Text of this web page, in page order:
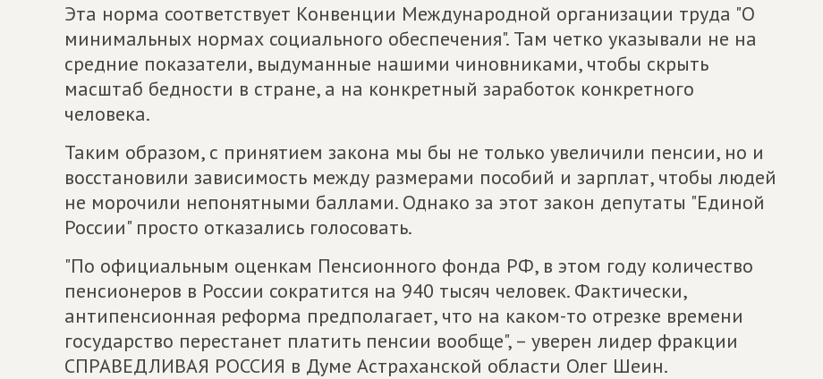
Эта норма соответствует Конвенции Международной организации труда "О
минимальных нормах социального обеспечения". Там четко указывали не на
средние показатели, выдуманные нашими чиновниками, чтобы скрыть
масштаб бедности в стране, а на конкретный заработок конкретного
человека.
Таким образом, с принятием закона мы бы не только увеличили пенсии, но и
восстановили зависимость между размерами пособий и зарплат, чтобы людей
не морочили непонятными баллами. Однако за этот закон депутаты "Единой
России" просто отказались голосовать.
"По официальным оценкам Пенсионного фонда РФ, в этом году количество
пенсионеров в России сократится на 940 тысяч человек. Фактически,
антипенсионная реформа предполагает, что на каком-то отрезке времени
государство перестанет платить пенсии вообще", – уверен лидер фракции
СПРАВЕДЛИВАЯ РОССИЯ в Думе Астраханской области Олег Шеин.